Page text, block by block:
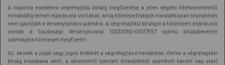
A naponta esedékes végrehajtási bírság megfizetése a jelen végzés kézhezvételétől
mindaddig terheli eljárás alá vontakat, amíg kötelezettségük maradéktalan teljesítését
nem igazolják a Versenytanács számára. A végrehajtási bírságot a kötelezett eljárás alá
vontak a Gazdasági Versenyhivatal 10032000-01037557 számú bírságbevételi
számlájára kötelesek megfizetni.
Az, akinek a jogát vagy jogos érdekét a végrehajtás elrendelése, illetve a végrehajtási
bírság kiszabása sérti, a sérelemről szerzett értesüléstől számított három nap alatt